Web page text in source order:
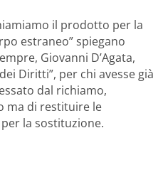
il prodotto per la
estraneo” spiegano
Giovanni D’Agata,
Diritti”, per chi avesse già
dal richiamo,
ma di restituire le
la sostituzione.